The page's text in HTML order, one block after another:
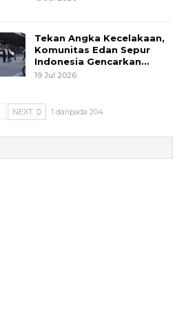
Tekan Angka Kecelakaan,
Komunitas Edan Sepur
Indonesia Gencarkan…
19 Jul 2026
NEXT 1 daripada 204